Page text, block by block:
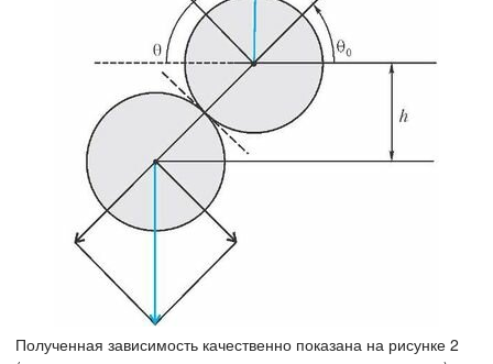
Полученная зависимость качественно показана на рисунке 2